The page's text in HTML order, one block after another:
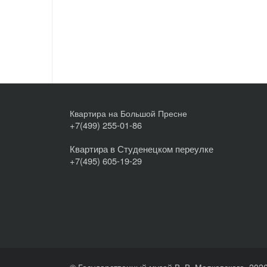
Квартира на Большой Пресне
+7(499) 255-01-86
Квартира в Студенецком переулке
+7(495) 605-19-29